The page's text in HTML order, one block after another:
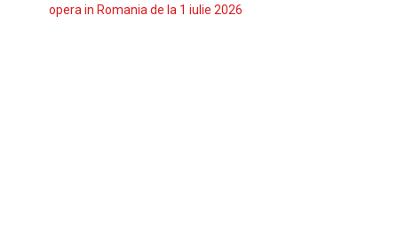
opera in Romania de la 1 iulie 2026